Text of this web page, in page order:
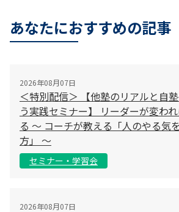
あなたにおすすめの記事
2026年08月07日
＜特別配信＞ 【他塾のリアルと自
う実践セミナー】 リーダーが変わ
る 〜 コーチが教える「人のやる気
方」 〜
セミナー・学習会
2026年08月07日